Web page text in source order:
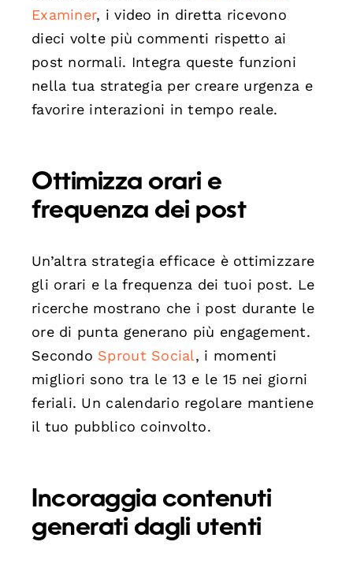
Examiner, i video in diretta ricevono
dieci volte più commenti rispetto ai
post normali. Integra queste funzioni
nella tua strategia per creare urgenza e
favorire interazioni in tempo reale.
Ottimizza orari e
frequenza dei post
Un’altra strategia efficace è ottimizzare
gli orari e la frequenza dei tuoi post. Le
ricerche mostrano che i post durante le
ore di punta generano più engagement.
Secondo Sprout Social, i momenti
migliori sono tra le 13 e le 15 nei giorni
feriali. Un calendario regolare mantiene
il tuo pubblico coinvolto.
Incoraggia contenuti
generati dagli utenti